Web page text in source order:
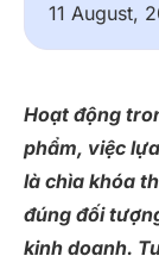
11 August,
Hoạt động
phẩm, việc
là chìa khóa
đúng đối
kinh doanh.